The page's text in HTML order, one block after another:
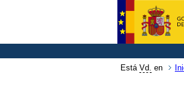
Está Vd. en